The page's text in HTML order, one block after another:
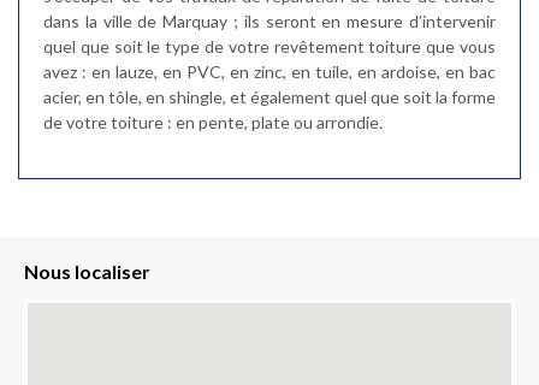
dans la ville de Marquay ; ils seront en mesure d’intervenir
quel que soit le type de votre revêtement toiture que vous
avez : en lauze, en PVC, en zinc, en tuile, en ardoise, en bac
acier, en tôle, en shingle, et également quel que soit la forme
de votre toiture : en pente, plate ou arrondie.
Nous localiser